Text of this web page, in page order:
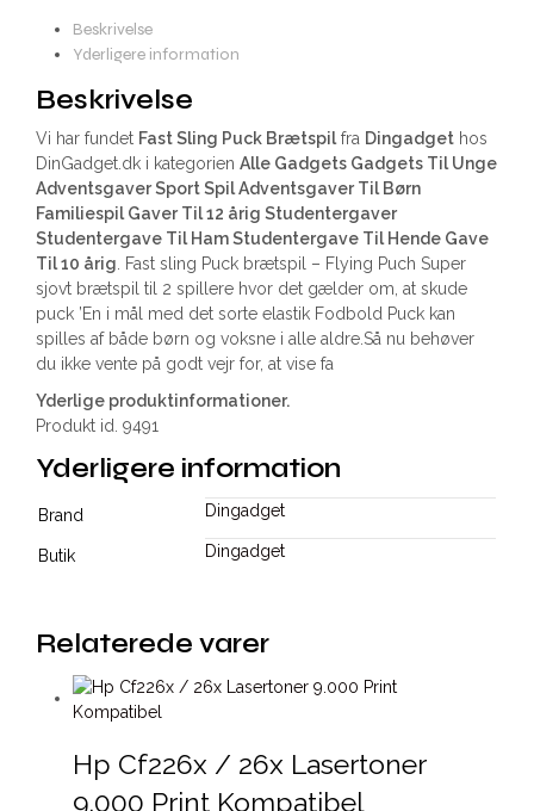
Beskrivelse
Yderligere information
Beskrivelse
Vi har fundet Fast Sling Puck Brætspil fra Dingadget hos
DinGadget.dk i kategorien Alle Gadgets Gadgets Til Unge
Adventsgaver Sport Spil Adventsgaver Til Børn
Familiespil Gaver Til 12 årig Studentergaver
Studentergave Til Ham Studentergave Til Hende Gave
Til 10 årig . Fast sling Puck brætspil – Flying Puch Super
sjovt brætspil til 2 spillere hvor det gælder om, at skude
puck ’En i mål med det sorte elastik Fodbold Puck kan
spilles af både børn og voksne i alle aldre.Så nu behøver
du ikke vente på godt vejr for, at vise fa
Yderlige produktinformationer.
Produkt id. 9491
Yderligere information
Brand Dingadget
Butik Dingadget
Relaterede varer
Hp Cf226x / 26x Lasertoner
9.000 Print Kompatibel